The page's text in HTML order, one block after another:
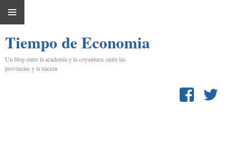
PRINCIPAL
CONTENIDO
Tiempo de Economia
Un blog entre la academia y la coyuntura; entre las
provincias y la nación